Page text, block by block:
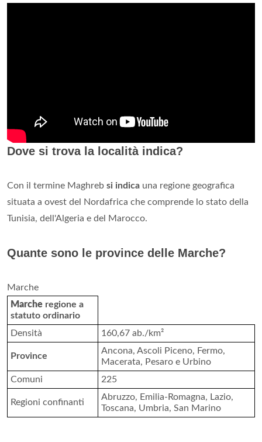
Dove si trova la località indica?
Con il termine Maghreb si indica una regione geografica
situata a ovest del Nordafrica che comprende lo stato della
Tunisia, dell'Algeria e del Marocco.
Quante sono le province delle Marche?
Marche
Marche regione a
statuto ordinario
Densità
160,67 ab./km²
Province
Ancona, Ascoli Piceno, Fermo,
Macerata, Pesaro e Urbino
Comuni
225
Regioni confinanti
Abruzzo, Emilia-Romagna, Lazio,
Toscana, Umbria, San Marino